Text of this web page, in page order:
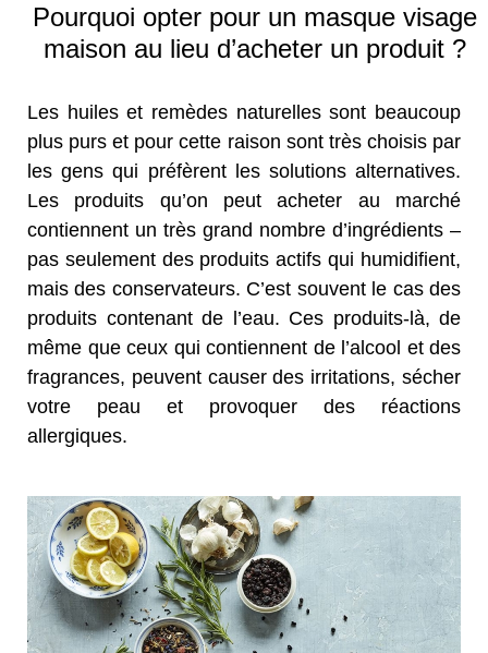
Pourquoi opter pour un masque visage
maison au lieu d’acheter un produit ?
Les huiles et remèdes naturelles sont beaucoup
plus purs et pour cette raison sont très choisis par
les gens qui préfèrent les solutions alternatives.
Les produits qu’on peut acheter au marché
contiennent un très grand nombre d’ingrédients –
pas seulement des produits actifs qui humidifient,
mais des conservateurs. C’est souvent le cas des
produits contenant de l’eau. Ces produits-là, de
même que ceux qui contiennent de l’alcool et des
fragrances, peuvent causer des irritations, sécher
votre peau et provoquer des réactions
allergiques.